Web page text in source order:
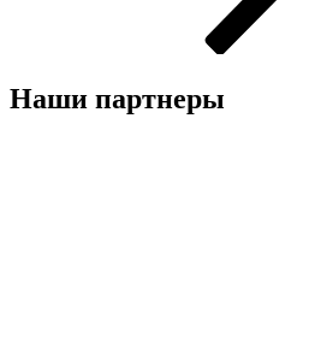
Наши партнеры